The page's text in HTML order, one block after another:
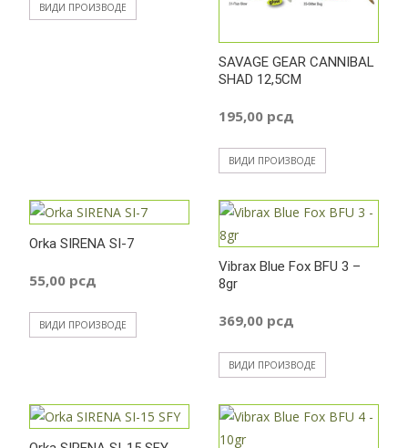
ВИДИ ПРОИЗВОДЕ
SAVAGE GEAR CANNIBAL
SHAD 12,5CM
195,00 рсд
ВИДИ ПРОИЗВОДЕ
Orka SIRENA SI-7
55,00 рсд
ВИДИ ПРОИЗВОДЕ
Vibrax Blue Fox BFU 3 –
8gr
369,00 рсд
ВИДИ ПРОИЗВОДЕ